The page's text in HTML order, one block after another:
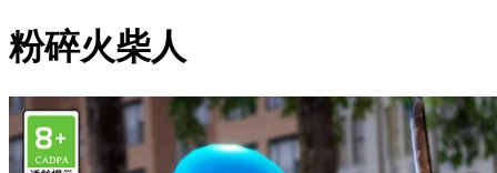
粉碎火柴人